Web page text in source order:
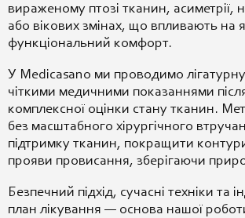
вираженому птозі тканин, асиметрії,
або вікових змінах, що впливають на
функціональний комфорт.
У Medicasano ми проводимо лігатурну
чіткими медичними показаннями після
комплексної оцінки стану тканин.
без масштабного хірургічного
підтримку тканин, покращити
прояви провисання, зберігаючи
Безпечний підхід, сучасні техніки та
план лікування — основа нашої